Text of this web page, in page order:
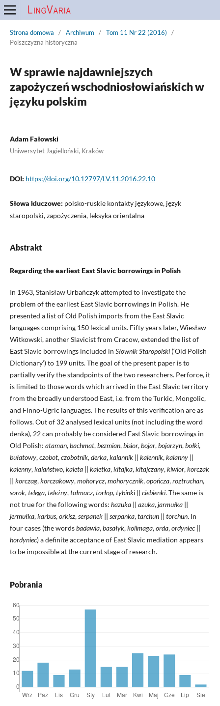
Strona domowa / Archiwum / Tom 11 Nr 22 (2016)
/
Polszczyzna historyczna
W sprawie najdawniejszych
zapożyczeń wschodniosłowiańskich w
języku polskim
Adam Fałowski
Uniwersytet Jagielloński, Kraków
DOI: https://doi.org/10.12797/LV.11.2016.22.10
Słowa kluczowe: polsko-ruskie kontakty językowe, język
staropolski, zapożyczenia, leksyka orientalna
Abstrakt
Regarding the earliest East Slavic borrowings in Polish
In 1963, Stanisław Urbańczyk attempted to investigate the
problem of the earliest East Slavic borrowings in Polish. He
presented a list of Old Polish imports from the East Slavic
languages comprising 150 lexical units. Fifty years later, Wiesław
Witkowski, another Slavicist from Cracow, extended the list of
East Slavic borrowings included in Słownik Staropolski(‘Old Polish
Dictionary’) to 199 units. The goal of the present paper is to
partially verify the standpoints of the two researchers. Perforce, it
is limited to those words which arrived in the East Slavic territory
from the broadly understood East, i.e. from the Turkic, Mongolic,
and Finno-Ugric languages. The results of this verification are as
follows. Out of 32 analysed lexical units (not including the word
denka), 22 can probably be considered East Slavic borrowings in
Old Polish: ataman,bachmat,bezmian,bisior,bojar,bojarzyn,bołki,
bułatowy,czobot,czobotnik,derka,kalannik|| kalennik,kalanny||
kalenny,kalaństwo,kaleta|| kaletka,kitajka,kitajczany,kiwior,korczak
|| korczag,korczakowy,mohorycz,mohorycznik,opończa,roztruchan,
sorok,telega,teleżny,tołmacz,torłop,tybinki|| ciebienki. The same is
not true for the following words: hazuka|| azuka,jarmułka||
jermułka,karbus,orkisz,serpanek|| serpanka,tarchun|| torchun. In
four cases (the wordsbadawia,basałyk,kolimaga,orda,ordyniec||
hordyniec) a definite acceptance of East Slavic mediation appears
to be impossible at the current stage of research.
Pobrania